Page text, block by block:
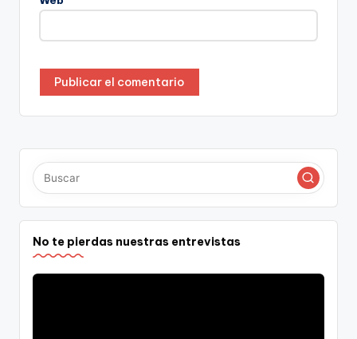
No te pierdas nuestras entrevistas